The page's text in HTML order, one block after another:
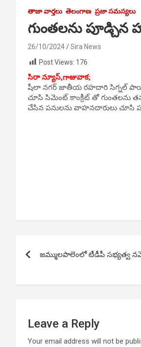
తాజా వార్తలు తెలంగాణ ప్రజా సమస్యలు
గుంతలను పూడ్చిన
26/10/2024
Sira News
Post Views: 176
సిరా న్యూస్,గాజువాక;
షీలా నగర్ జాతీయ రహదారి సిగ్నల్
చూసి సిమెంట్ కాంక్రీట్ తో గుంతలను
చేసిన పనులను వాహనదారులు చూసి
navigation
జమ్ములపాలెంలో టీడీపీ సభ్యత్వ
Leave a Reply
Your email address will not be